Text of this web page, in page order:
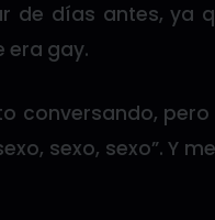
de días antes, ya
era gay.
conversando,
sexo, sexo”. Y